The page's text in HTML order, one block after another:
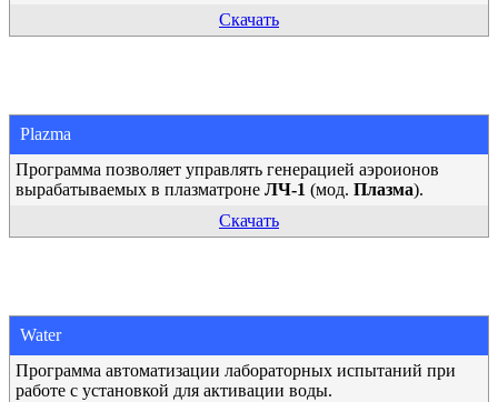
Скачать
Plazma
Программа позволяет управлять генерацией аэроионов
вырабатываемых в плазматроне ЛЧ-1 (мод. Плазма).
Скачать
Water
Программа автоматизации лабораторных испытаний при
работе с установкой для активации воды.